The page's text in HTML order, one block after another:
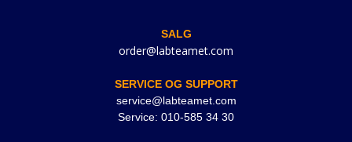
SALG
order@labteamet.com
SERVICE OG SUPPORT
service@labteamet.com
Service: 010-585 34 30